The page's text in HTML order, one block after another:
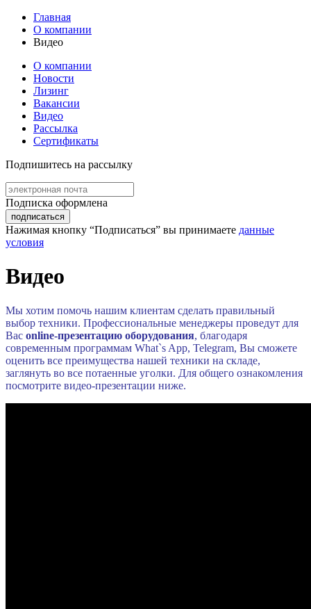
Главная
О компании
Видео
О компании
Новости
Лизинг
Вакансии
Видео
Рассылка
Сертификаты
Подпишитесь на рассылку
Подписка оформлена
подписаться
Нажимая кнопку “Подписаться” вы принимаете данные
условия
Видео
Мы хотим помочь нашим клиентам сделать правильный
выбор техники. Профессиональные менеджеры проведут для
Вас online-презентацию оборудования, благодаря
современным программам What`s App, Telegram, Вы сможете
оценить все преимущества нашей техники на складе,
заглянуть во все потаенные уголки. Для общего ознакомления
посмотрите видео-презентации ниже.